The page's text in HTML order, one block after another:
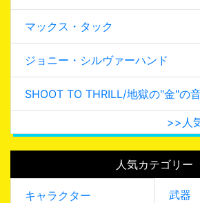
マックス・タック
ジョニー・シルヴァーハンド
SHOOT TO THRILL/地獄の"金"の
>>人
人気カテゴリー
キャラクター 武器